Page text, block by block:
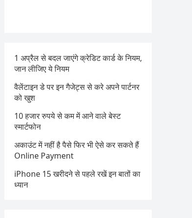
1 अप्रैल से बदल जाएंगे क्रेडिट कार्ड के नियम,
जान लीजिए ये नियम
वैलेंटाइन डे पर इन गैजेट्स से करे अपने पार्टनर
को खुश
10 हजार रुपये से कम में आने वाले बेस्ट
स्मार्टफोन
अकाउंट में नहीं है पैसे फिर भी ऐसे कर सकते हैं
Online Payment
iPhone 15 खरीदने से पहले रखें इन बातों का
ध्यान